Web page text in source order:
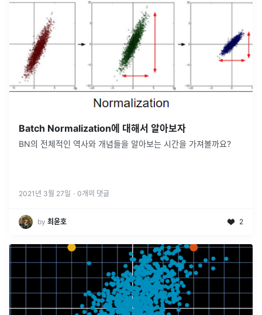
Batch Normalization에 대해서 알아보자
BN의 전체적인 역사와 개념들을 알아보는 시간을 가져볼까요?
2021년 3월 27일 · 0개의 댓글
by 최윤호 2